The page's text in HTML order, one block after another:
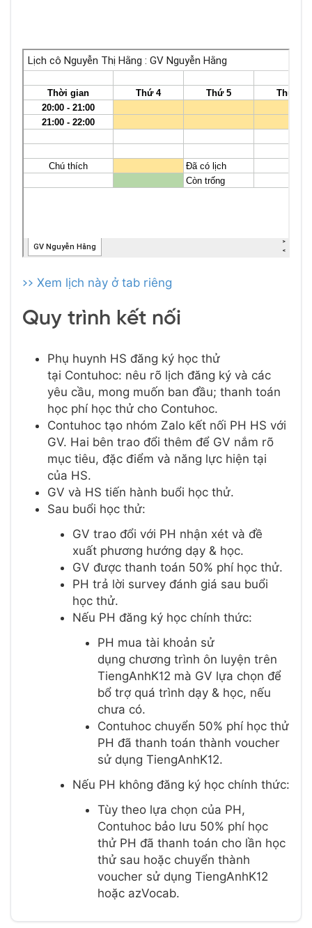
>> Xem lịch này ở tab riêng
Quy trình kết nối
Phụ huynh HS đăng ký học thử
tại Contuhoc: nêu rõ lịch đăng ký và các
yêu cầu, mong muốn ban đầu; thanh toán
học phí học thử cho Contuhoc.
Contuhoc tạo nhóm Zalo kết nối PH HS với
GV. Hai bên trao đổi thêm để GV nắm rõ
mục tiêu, đặc điểm và năng lực hiện tại
của HS.
GV và HS tiến hành buổi học thử.
Sau buổi học thử:
GV trao đổi với PH nhận xét và đề
xuất phương hướng dạy & học.
GV được thanh toán 50% phí học thử.
PH trả lời survey đánh giá sau buổi
học thử.
Nếu PH đăng ký học chính thức:
PH mua tài khoản sử
dụng chương trình ôn luyện trên
TiengAnhK12 mà GV lựa chọn để
bổ trợ quá trình dạy & học, nếu
chưa có.
Contuhoc chuyển 50% phí học thử
PH đã thanh toán thành voucher
sử dụng TiengAnhK12.
Nếu PH không đăng ký học chính thức:
Tùy theo lựa chọn của PH,
Contuhoc bảo lưu 50% phí học
thử PH đã thanh toán cho lần học
thử sau hoặc chuyển thành
voucher sử dụng TiengAnhK12
hoặc azVocab.